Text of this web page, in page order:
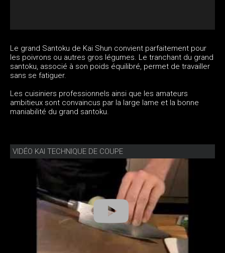
Le grand Santoku de Kai Shun convient parfaitement pour
les poivrons ou autres gros légumes. Le tranchant du grand
santoku, associé à son poids équilibré, permet de travailler
sans se fatiguer.
Les cuisiniers professionnels ainsi que les amateurs
ambitieux sont convaincus par la large lame et la bonne
maniabilité du grand santoku.
VIDÉO KAI TECHNIQUE DE COUPE